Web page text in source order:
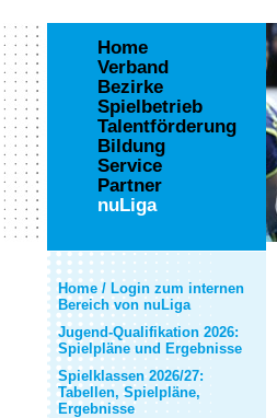
Home
Verband
Bezirke
Spielbetrieb
Talentförderung
Bildung
Service
Partner
nuLiga
Home / Login zum internen
Bereich von nuLiga
Jugend-Qualifikation 2026:
Spielpläne und Ergebnisse
Spielklassen 2026/27:
Tabellen, Spielpläne,
Ergebnisse